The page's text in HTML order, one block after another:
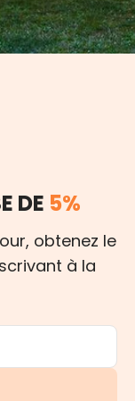
DE 5%
obtenez le
à la